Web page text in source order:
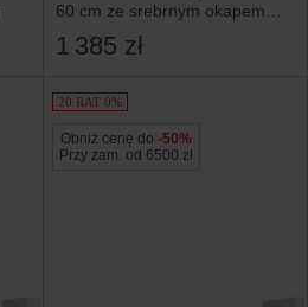
60 cm ze srebrnym okapem
biały canadian
1 385 zł
20 RAT 0%
Obniż cenę do -50%
Przy zam. od 6500 zł